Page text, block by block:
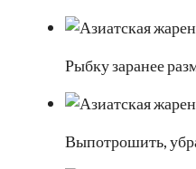
Рыбку заранее
Выпотрошить,